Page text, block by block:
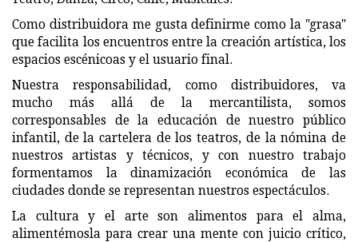
Como distribuidora me gusta definirme como la "grasa"
que facilita los encuentros entre la creación artística, los
espacios escénicoas y el usuario final.
Nuestra responsabilidad, como distribuidores, va
mucho más allá de la mercantilista, somos
corresponsables de la educación de nuestro público
infantil, de la cartelera de los teatros, de la nómina de
nuestros artistas y técnicos, y con nuestro trabajo
formentamos la dinamización económica de las
ciudades donde se representan nuestros espectáculos.
La cultura y el arte son alimentos para el alma,
alimentémosla para crear una mente con juicio crítico,